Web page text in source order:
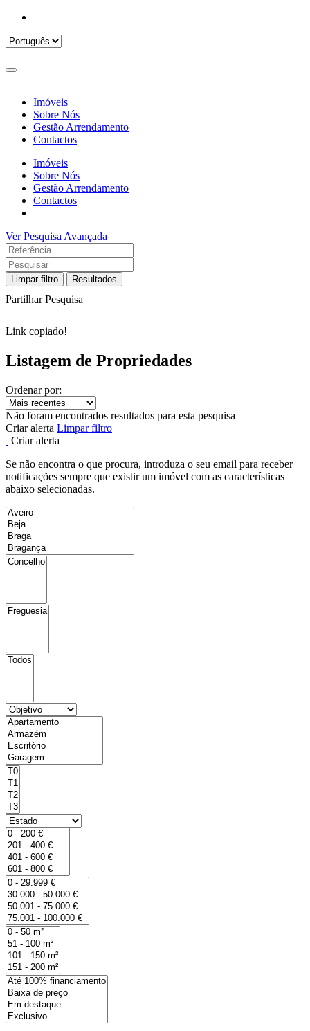
Imóveis
Sobre Nós
Gestão Arrendamento
Contactos
Imóveis
Sobre Nós
Gestão Arrendamento
Contactos
Ver Pesquisa Avançada
Limpar filtro Resultados
Partilhar Pesquisa
Link copiado!
Listagem de Propriedades
Ordenar por:
Não foram encontrados resultados para esta pesquisa
Criar alerta Limpar filtro
Criar alerta
Se não encontra o que procura, introduza o seu email para receber
notificações sempre que existir um imóvel com as características
abaixo selecionadas.